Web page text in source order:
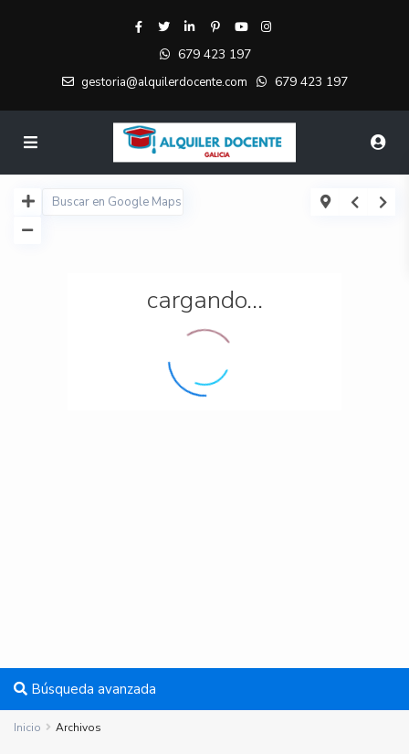
679 423 197
gestoria@alquilerdocente.com 679 423 197
cargando...
Búsqueda avanzada
Inicio Archivos